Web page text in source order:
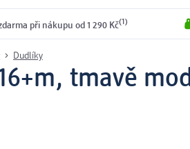
při nákupu od 1 290 Kč(1)
Dudlíky
tmavě